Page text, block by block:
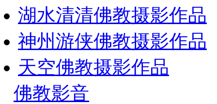
湖水清清佛教摄影作品
神州游侠佛教摄影作品
天空佛教摄影作品
佛教影音